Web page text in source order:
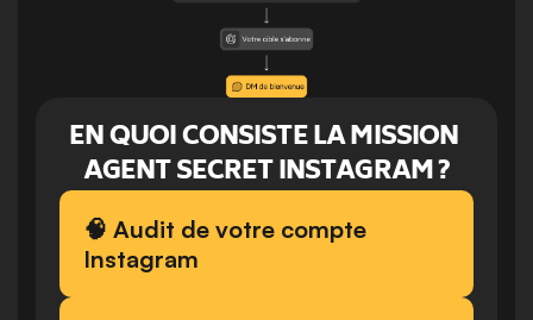
EN QUOI CONSISTE LA MISSION
AGENT SECRET INSTAGRAM ?
🧠 Audit de votre compte
Instagram